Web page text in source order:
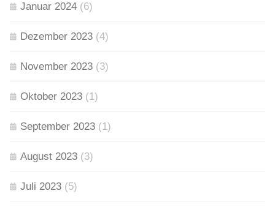
Januar 2024 (6)
Dezember 2023 (4)
November 2023 (3)
Oktober 2023 (1)
September 2023 (1)
August 2023 (3)
Juli 2023 (5)